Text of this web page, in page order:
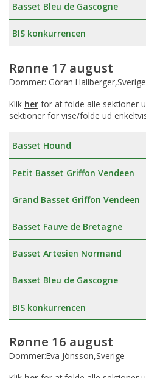
Basset Bleu de Gascogne
BIS konkurrencen
Rønne 17 august
Dommer: Göran Hallberger,Sverige
Klik her for at folde alle sektioner
sektioner for vise/folde ud
Basset Hound
Petit Basset Griffon Vendeen
Grand Basset Griffon Vendeen
Basset Fauve de Bretagne
Basset Artesien Normand
Basset Bleu de Gascogne
BIS konkurrencen
Rønne 16 august
Dommer:Eva Jönsson,Sverige